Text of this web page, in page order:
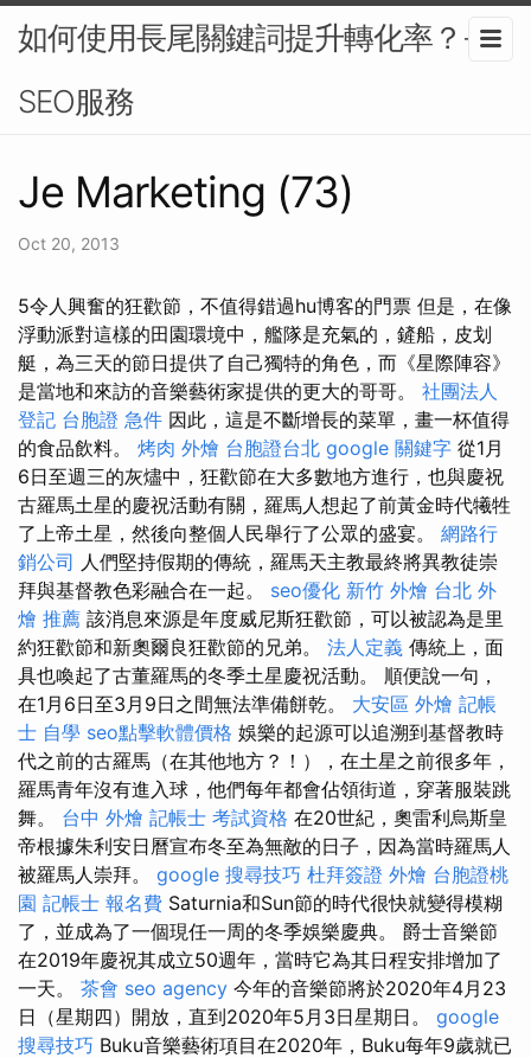
如何使用長尾關鍵詞提升轉化率？-
SEO服務
Je Marketing (73)
Oct 20, 2013
5令人興奮的狂歡節，不值得錯過hu博客的門票 但是，在像
浮動派對這樣的田園環境中，艦隊是充氣的，鏟船，皮划
艇，為三天的節日提供了自己獨特的角色，而《星際陣容》
是當地和來訪的音樂藝術家提供的更大的哥哥。 社團法人
登記 台胞證 急件 因此，這是不斷增長的菜單，畫一杯值得
的食品飲料。 烤肉 外燴 台胞證台北 google 關鍵字 從1月
6日至週三的灰燼中，狂歡節在大多數地方進行，也與慶祝
古羅馬土星的慶祝活動有關，羅馬人想起了前黃金時代犧牲
了上帝土星，然後向整個人民舉行了公眾的盛宴。 網路行
銷公司 人們堅持假期的傳統，羅馬天主教最終將異教徒崇
拜與基督教色彩融合在一起。 seo優化 新竹 外燴 台北 外
燴 推薦 該消息來源是年度威尼斯狂歡節，可以被認為是里
約狂歡節和新奧爾良狂歡節的兄弟。 法人定義 傳統上，面
具也喚起了古董羅馬的冬季土星慶祝活動。 順便說一句，
在1月6日至3月9日之間無法準備餅乾。 大安區 外燴 記帳
士 自學 seo點擊軟體價格 娛樂的起源可以追溯到基督教時
代之前的古羅馬（在其他地方？！），在土星之前很多年，
羅馬青年沒有進入球，他們每年都會佔領街道，穿著服裝跳
舞。 台中 外燴 記帳士 考試資格 在20世紀，奧雷利烏斯皇
帝根據朱利安日曆宣布冬至為無敵的日子，因為當時羅馬人
被羅馬人崇拜。 google 搜尋技巧 杜拜簽證 外燴 台胞證桃
園 記帳士 報名費 Saturnia和Sun節的時代很快就變得模糊
了，並成為了一個現任一周的冬季娛樂慶典。 爵士音樂節
在2019年慶祝其成立50週年，當時它為其日程安排增加了
一天。 茶會 seo agency 今年的音樂節將於2020年4月23
日（星期四）開放，直到2020年5月3日星期日。 google
搜尋技巧 Buku音樂藝術項目在2020年，Buku每年9歲就已